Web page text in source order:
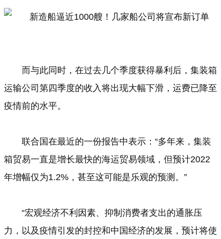
而与此同时，在过去几个季度获得暴利后，集装箱
运输公司第四季度的收入将出现大幅下滑，运费已降至
疫情前的水平。
联合国在最近的一份报告中表示：“多年来，集装
箱贸易一直是增长最快的海运贸易领域，但预计2022
年增幅仅为1.2%，甚至这可能是乐观的预测。”
“宏观经济不利因素、抑制消费者支出的通胀压
力，以及疫情引发的封控和中国经济的发展，预计将使